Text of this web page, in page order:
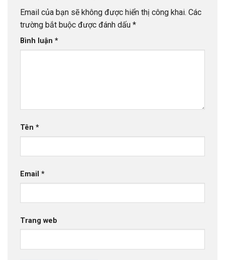
Email của bạn sẽ không được hiển thị công khai. Các
trường bắt buộc được đánh dấu *
Bình luận *
Tên *
Email *
Trang web